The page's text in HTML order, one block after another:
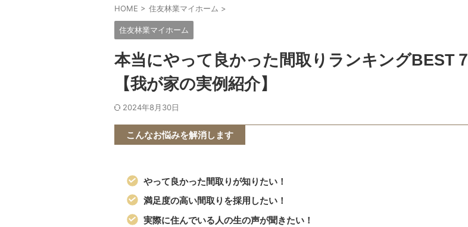
HOME > 住友林業マイホーム >
住友林業マイホーム
本当にやって良かった間取りランキングBEST７
【我が家の実例紹介】
2024年8月30日
こんなお悩みを解消します
やって良かった間取りが知りたい！
満足度の高い間取りを採用したい！
実際に住んでいる人の生の声が聞きたい！